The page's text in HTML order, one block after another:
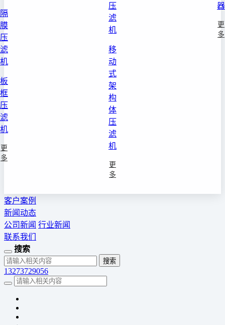
隔
膜
压
滤
机
板
框
压
滤
机
更
多
压
滤
机
移
动
式
架
构
体
压
滤
机
更
多
器
更
多
客户案例
新闻动态
公司新闻 行业新闻
联系我们
搜索
13273729056